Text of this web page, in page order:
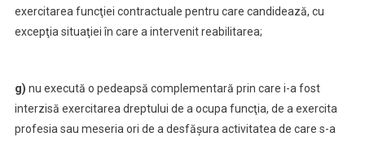
exercitarea funcţiei contractuale pentru care candidează, cu
excepţia situaţiei în care a intervenit reabilitarea;
g) nu execută o pedeapsă complementară prin care i-a fost
interzisă exercitarea dreptului de a ocupa funcţia, de a exercita
profesia sau meseria ori de a desfăşura activitatea de care s-a